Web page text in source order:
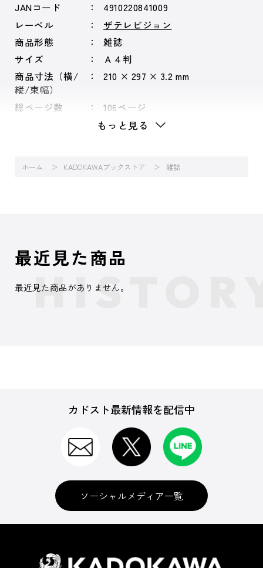
JANコード
4910220841009
レーベル
ザテレビジョン
商品形態
雑誌
サイズ
Ａ４判
商品寸法（横/
縦/束幅）
210 × 297 × 3.2 mm
総ページ数 106ページ
もっと見る
ホーム KADOKAWAブックストア 雑誌
最近見た商品
最近見た商品がありません。
カドスト最新情報を配信中
ソーシャルメディア一覧